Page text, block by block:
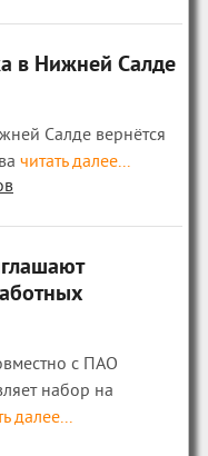
в Нижней Салде
Салде вернётся
читать далее...
с ПАО
набор на
далее...